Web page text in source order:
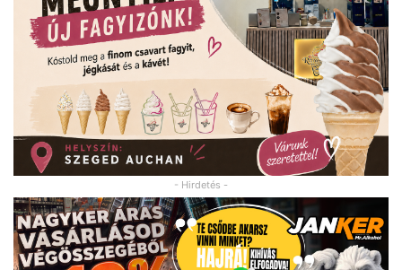
- Hirdetés -